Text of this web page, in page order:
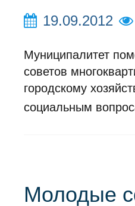
19.09.2012
Муниципалитет
советов
городскому
социальным
Молодые